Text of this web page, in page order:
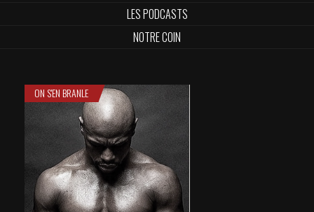
LES PODCASTS
NOTRE COIN
ON S'EN BRANLE